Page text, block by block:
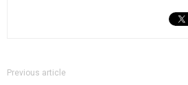
Previous article